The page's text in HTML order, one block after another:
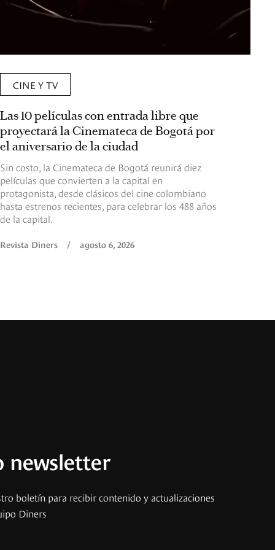
CINE Y TV
Las 10 películas con entrada libre que
proyectará la Cinemateca de Bogotá por
el aniversario de la ciudad
Sin costo, la Cinemateca de Bogotá reunirá diez
películas que convierten a la capital en
protagonista, desde clásicos del cine colombiano
hasta estrenos recientes, para celebrar los 488 años
de la capital.
Revista Diners / agosto 6, 2026
newsletter
boletín para recibir contenido y actualizaciones
Diners